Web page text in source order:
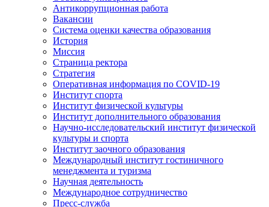
Антикоррупционная работа
Вакансии
Система оценки качества образования
История
Миссия
Страница ректора
Стратегия
Оперативная информация по COVID-19
Институт спорта
Институт физической культуры
Институт дополнительного образования
Научно-исследовательский институт физической
культуры и спорта
Институт заочного образования
Международный институт гостиничного
менеджмента и туризма
Научная деятельность
Международное сотрудничество
Пресс-служба